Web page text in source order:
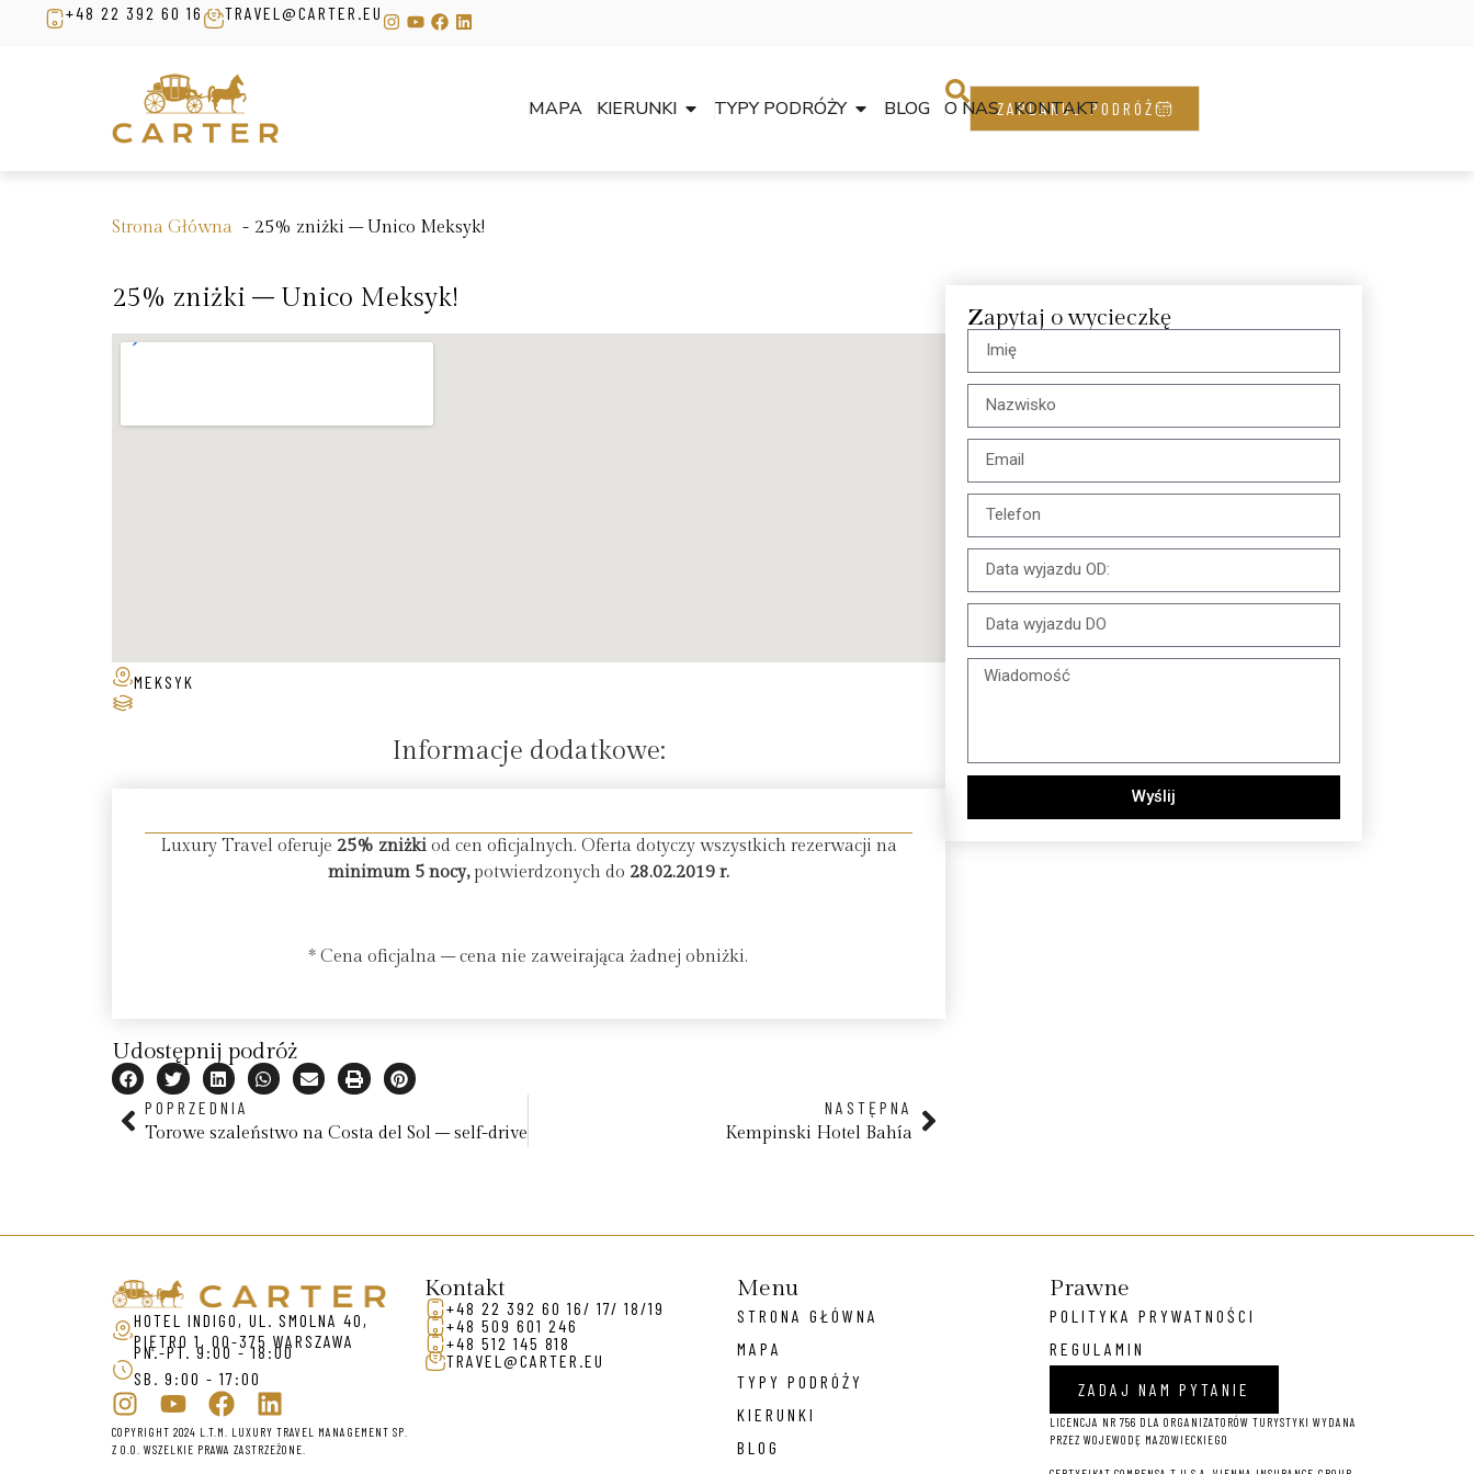
+48 22 392 60 16 TRAVEL@CARTER.EU
MAPA KIERUNKI TYPY PODRÓŻY BLOG O NAS KONTAKT
ZAPLANUJ PODRÓŻ
Strona Główna 25% zniżki – Unico Meksyk!
25% zniżki – Unico Meksyk!
MEKSYK
Informacje dodatkowe:
Luxury Travel oferuje 25% zniżkiod cen oficjalnych. Oferta dotyczy wszystkich rezerwacji na
minimum 5 nocy,potwierdzonych do 28.02.2019 r.
* Cena oficjalna – cena nie zaweirająca żadnej obniżki.
Udostępnij podróż
POPRZEDNIA
Torowe szaleństwo na Costa del Sol – self-drive
NASTĘPNA
Kempinski Hotel Bahía
Zapytaj o wycieczkę
Wyślij
HOTEL INDIGO, UL. SMOLNA 40,
PIĘTRO 1, 00-375 WARSZAWA
PN.-PT. 9:00 - 18:00
SB. 9:00 - 17:00
COPYRIGHT 2024 L.T.M. LUXURY TRAVEL MANAGEMENT SP.
Z O.O. WSZELKIE PRAWA ZASTRZEŻONE.
Kontakt
+48 22 392 60 16/ 17/ 18/19
+48 509 601 246
+48 512 145 818
TRAVEL@CARTER.EU
Menu
STRONA GŁÓWNA
MAPA
TYPY PODRÓŻY
KIERUNKI
BLOG
Prawne
POLITYKA PRYWATNOŚCI
REGULAMIN
ZADAJ NAM PYTANIE
LICENCJA NR 756 DLA ORGANIZATORÓW TURYSTYKI WYDANA
PRZEZ WOJEWODĘ MAZOWIECKIEGO